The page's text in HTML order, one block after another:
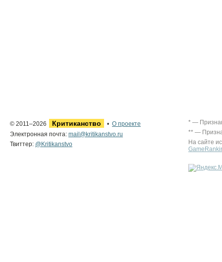
© 2011–2026 Критиканство • О проекте
Электронная почта: mail@kritikanstvo.ru
Твиттер: @Kritikanstvo
* —
** —
На сайте